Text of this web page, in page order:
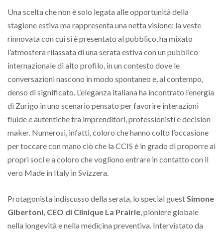
Una scelta che non è solo legata alle opportunità della
stagione estiva ma rappresenta una netta visione: la veste
rinnovata con cui si è presentato al pubblico, ha mixato
l’atmosfera rilassata di una serata estiva con un pubblico
internazionale di alto profilo, in un contesto dove le
conversazioni nascono in modo spontaneo e, al contempo,
denso di significato. L’eleganza italiana ha incontrato l’energia
di Zurigo in uno scenario pensato per favorire interazioni
fluide e autentiche tra imprenditori, professionisti e decision
maker. Numerosi, infatti, coloro che hanno colto l’occasione
per toccare con mano ciò che la CCIS è in grado di proporre ai
propri soci e a coloro che vogliono entrare in contatto con il
vero Made in Italy in Svizzera.
Protagonista indiscusso della serata, lo special guest Simone
Gibertoni, CEO di Clinique La Prairie , pioniere globale
nella longevità e nella medicina preventiva. Intervistato da